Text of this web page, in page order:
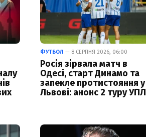
ФУТБОЛ — 8 СЕРПНЯ 2026, 06:00
Росія зірвала матч в
Одесі, старт Динамо та
запекле протистояння у
Львові: анонс 2 туру УПЛ